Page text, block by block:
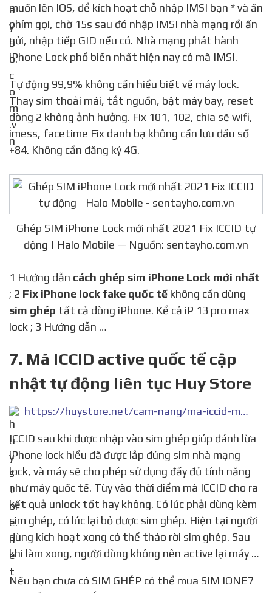
muốn lên IOS, để kích hoạt chỗ nhập IMSI bạn * và ấn
phím gọi, chờ 15s sau đó nhập IMSI nhà mạng rồi ấn
gửi, nhập tiếp GID nếu có. Nhà mạng phát hành
iPhone Lock phổ biến nhất hiện nay có mã IMSI.
Tự động 99,9% không cần hiểu biết về máy lock.
Thay sim thoải mái, tắt nguồn, bật máy bay, reset
dòng 2 không ảnh hưởng. Fix 101, 102, chia sẽ wifi,
imess, facetime Fix danh bạ không cần lưu đầu số
+84. Không cần đăng ký 4G.
Ghép SIM iPhone Lock mới nhất 2021 Fix ICCID tự
động | Halo Mobile — Nguồn: sentayho.com.vn
1 Hướng dẫn cách ghép sim iPhone Lock mới nhất
; 2 Fix iPhone lock fake quốc tếkhông cần dùng
sim ghép tất cả dòng iPhone. Kể cả iP 13 pro max
lock ; 3 Hướng dẫn …
7. Mã ICCID active quốc tế cập
nhật tự động liên tục Huy Store
https://huystore.net/cam-nang/ma-iccid-moi-cap-nhat-moi-ngay-395
ICCID sau khi được nhập vào sim ghép giúp đánh lừa
iPhone lock hiểu đã được lắp đúng sim nhà mạng
lock, và máy sẽ cho phép sử dụng đầy đủ tính năng
như máy quốc tế. Tùy vào thời điểm mà ICCID cho ra
kết quả unlock tốt hay không. Có lúc phải dùng kèm
sim ghép, có lúc lại bỏ được sim ghép. Hiện tại người
dùng kích hoạt xong có thể tháo rời sim ghép. Sau
khi làm xong, người dùng không nên active lại máy …
Nếu bạn chưa có SIM GHÉP có thể mua SIM IONE7